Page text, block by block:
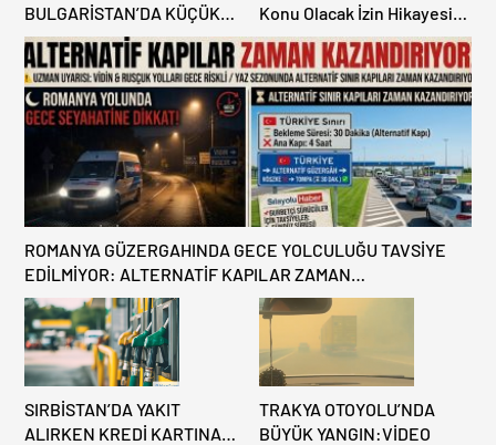
BULGARİSTAN’DA KÜÇÜK
HATA, ARACINA 6 AY EL
KONULMASINA YOL AÇTI
Konu Olacak İzin Hikayesi:
Benzinlikte Eşini Unuttu!
ROMANYA GÜZERGAHINDA GECE YOLCULUĞU TAVSİYE
EDİLMİYOR: ALTERNATİF KAPILAR ZAMAN
KAZANDIRIYOR!
SIRBİSTAN’DA YAKIT
ALIRKEN KREDİ KARTINA
TRAKYA OTOYOLU’NDA
BÜYÜK YANGIN:VİDEO